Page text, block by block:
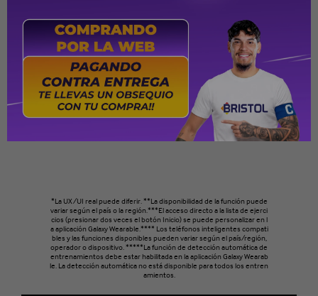
*La UX/UI real puede diferir. **La disponibilidad de la función puede
variar según el país o la región.***El acceso directo a la lista de ejerci
cios (presionar dos veces el botón Inicio) se puede personalizar en l
a aplicación Galaxy Wearable.**** Los teléfonos inteligentes compati
bles y las funciones disponibles pueden variar según el país/región,
operador o dispositivo. *****La función de detección automática de
entrenamientos debe estar habilitada en la aplicación Galaxy Wearab
le. La detección automática no está disponible para todos los entren
amientos.